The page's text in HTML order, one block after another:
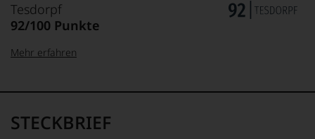
Tesdorpf
92/100 Punkte
95–98 Punkte:
Name
Tesdorpf
Mehr erfahren
STECKBRIEF